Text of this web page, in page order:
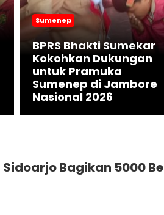
Sumenep
BPRS Bhakti Sumekar
Kokohkan Dukungan
untuk Pramuka
Sumenep di Jambore
Nasional 2026
Sidoarjo Bagikan 5000